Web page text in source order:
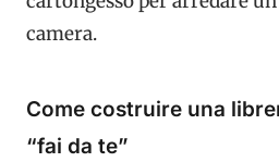
camera.
Come costruire una
“fai da te”